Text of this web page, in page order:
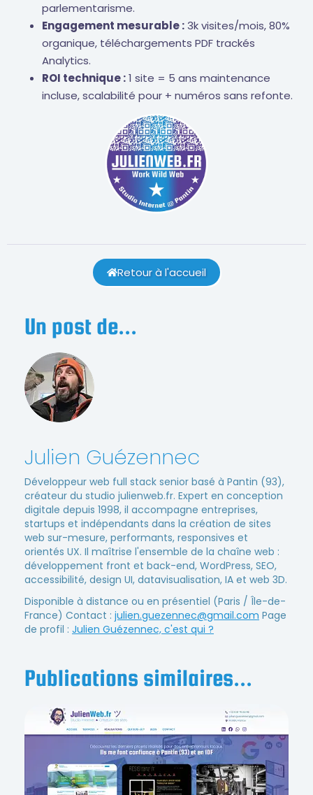
parlementarisme.
Engagement mesurable :3k visites/mois, 80%
organique, téléchargements PDF trackés
Analytics.
ROI technique :1 site = 5 ans maintenance
incluse, scalabilité pour + numéros sans refonte.
Retour à l'accueil
Un post de...
Julien Guézennec
Développeur web full stack senior basé à Pantin (93),
créateur du studio julienweb.fr. Expert en conception
digitale depuis 1998, il accompagne entreprises,
startups et indépendants dans la création de sites
web sur-mesure, performants, responsives et
orientés UX. Il maîtrise l'ensemble de la chaîne web :
développement front et back-end, WordPress, SEO,
accessibilité, design UI, datavisualisation, IA et web 3D.
Disponible à distance ou en présentiel (Paris / Île-de-
France) Contact : julien.guezennec@gmail.com Page
de profil : Julien Guézennec, c'est qui ?
Publications similaires...